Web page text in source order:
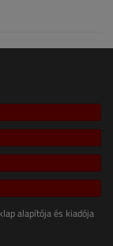
alapítója és kiadója